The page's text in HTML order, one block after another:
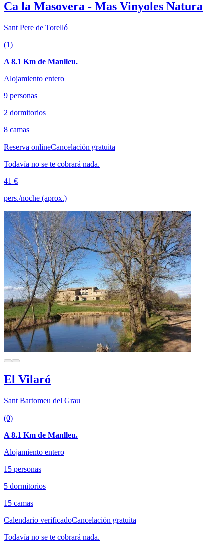
Ca la Masovera - Mas Vinyoles Natura
Sant Pere de Torelló
(1)
A 8.1 Km de Manlleu.
Alojamiento entero
9 personas
2 dormitorios
8 camas
Reserva onlineCancelación gratuita
Todavía no se te cobrará nada.
41 €
pers./noche (aprox.)
El Vilaró
Sant Bartomeu del Grau
(0)
A 8.1 Km de Manlleu.
Alojamiento entero
15 personas
5 dormitorios
15 camas
Calendario verificadoCancelación gratuita
Todavía no se te cobrará nada.